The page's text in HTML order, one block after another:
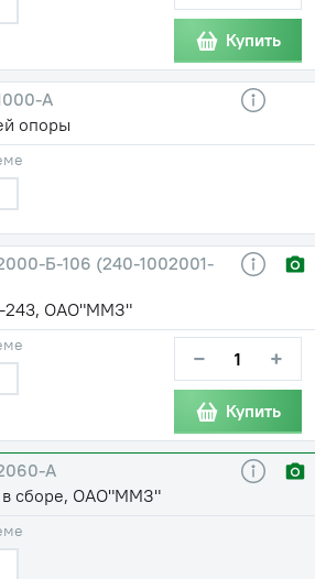
Купить
А
опоры
Б-106 (240-1002001-
243, ОАО"ММЗ"
− +
Купить
А
в сборе, ОАО"ММЗ"